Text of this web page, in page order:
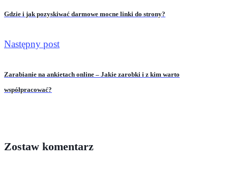
Gdzie i jak pozyskiwać darmowe mocne linki do strony?
Następny post
Zarabianie na ankietach online – Jakie zarobki i z kim warto
współpracować?
Zostaw komentarz